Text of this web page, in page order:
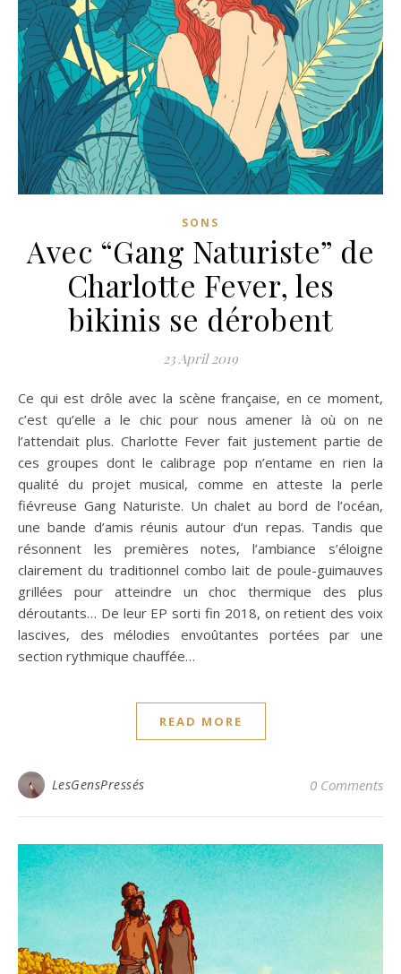
SONS
Avec “Gang Naturiste” de
Charlotte Fever, les
bikinis se dérobent
23 April 2019
Ce qui est drôle avec la scène française, en ce moment,
c’est qu’elle a le chic pour nous amener là où on ne
l’attendait plus. Charlotte Fever fait justement partie de
ces groupes dont le calibrage pop n’entame en rien la
qualité du projet musical, comme en atteste la perle
fiévreuse Gang Naturiste. Un chalet au bord de l’océan,
une bande d’amis réunis autour d’un repas. Tandis que
résonnent les premières notes, l’ambiance s’éloigne
clairement du traditionnel combo lait de poule-guimauves
grillées pour atteindre un choc thermique des plus
déroutants… De leur EP sorti fin 2018, on retient des voix
lascives, des mélodies envoûtantes portées par une
section rythmique chauffée…
READ MORE
LesGensPressés 0 Comments